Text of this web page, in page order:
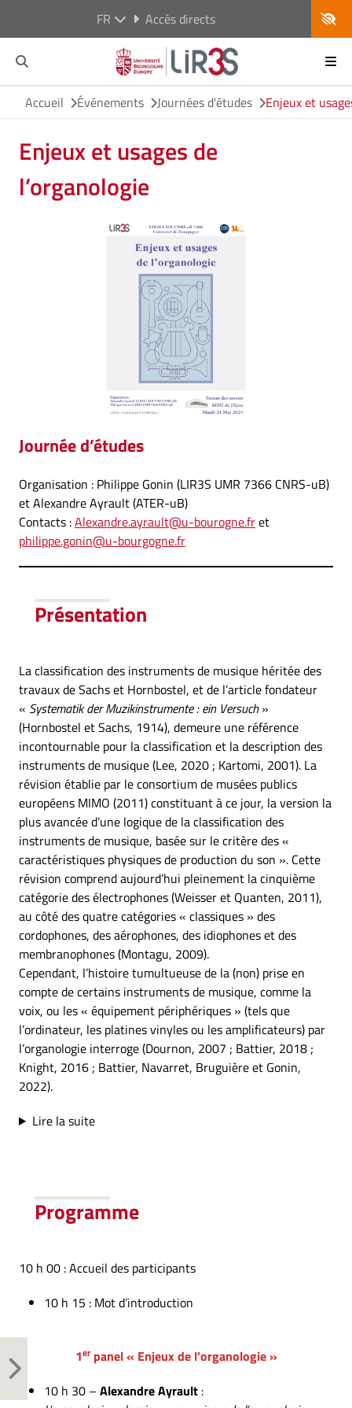
FR Accès directs
Accueil Événements Journées d'études Enjeux et
Enjeux et usages de
l’organologie
Journée d’études
Organisation : Philippe Gonin (LIR3S UMR 7366 CNRS-uB)
et Alexandre Ayrault (ATER-uB)
Contacts :Alexandre.ayrault@u-bourogne.fret
philippe.gonin@u-bourgogne.fr
Présentation
La classification des instruments de musique héritée des
travaux de Sachs et Hornbostel, et de l’article fondateur
« Systematik der Muzikinstrumente : ein Versuch»
(Hornbostel et Sachs, 1914), demeure une référence
incontournable pour la classification et la description des
instruments de musique (Lee, 2020 ; Kartomi, 2001). La
révision établie par le consortium de musées publics
européens MIMO (2011) constituant à ce jour, la version la
plus avancée d’une logique de la classification des
instruments de musique, basée sur le critère des «
caractéristiques physiques de production du son ». Cette
révision comprend aujourd’hui pleinement la cinquième
catégorie des électrophones (Weisser et Quanten, 2011),
au côté des quatre catégories « classiques » des
cordophones, des aérophones, des idiophones et des
membranophones (Montagu, 2009).
Cependant, l’histoire tumultueuse de la (non) prise en
compte de certains instruments de musique, comme la
voix, ou les « équipement périphériques » (tels que
l’ordinateur, les platines vinyles ou les amplificateurs) par
l’organologie interroge (Dournon, 2007 ; Battier, 2018 ;
Knight, 2016 ; Battier, Navarret, Bruguière et Gonin,
2022).
Lire la suite
Programme
10 h 00 : Accueil des participants
10 h 15 : Mot d’introduction
1erpanel « Enjeux de l’organologie »
10 h 30 – Alexandre Ayrault :